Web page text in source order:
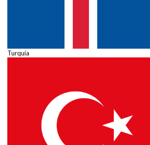
Turquía